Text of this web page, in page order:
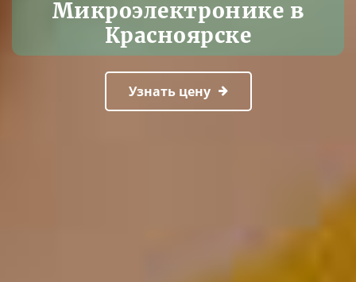
Микроэлектронике в
Красноярске
Узнать цену